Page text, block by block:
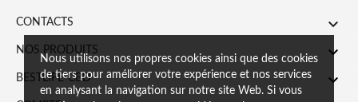
Nous utilisons nos propres cookies ainsi que des cookies
de tiers pour améliorer votre expérience et nos services
en analysant la navigation sur notre site Web. Si vous
CONTACTS 
NOS PRODUITS 
BESTLIFE-CBD 